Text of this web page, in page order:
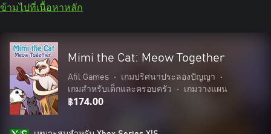
ข้ามไปที่เนื้อหาหลัก
Mimi the Cat: Meow Together
Afil Games • เกมปริศนาประลองปัญญา
•
เกมสำหรับเด็กและครอบครัว
• เกมวางแผน
฿174.00